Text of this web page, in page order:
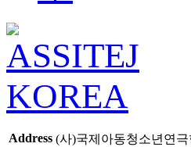
Address (사)국제아동청소년연